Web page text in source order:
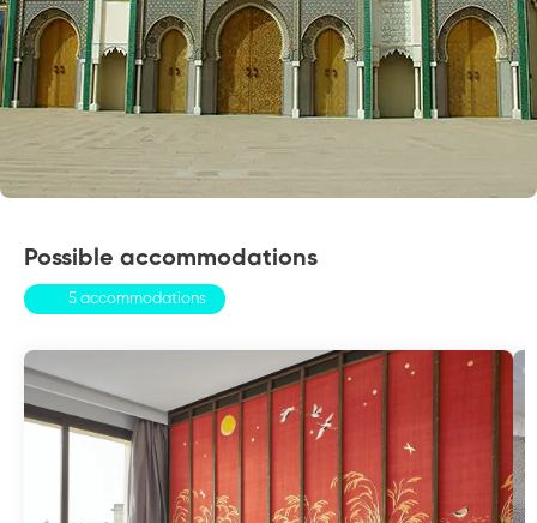
Possible accommodations
5 accommodations